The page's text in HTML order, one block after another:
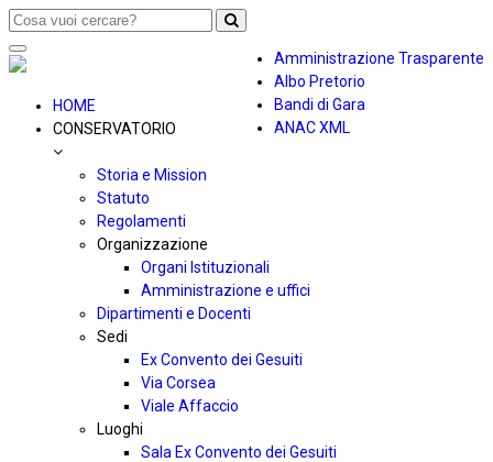
Amministrazione Trasparente
Albo Pretorio
Bandi di Gara
ANAC XML
Toggle
navigation
HOME
CONSERVATORIO
Storia e Mission
Statuto
Regolamenti
Organizzazione
Organi Istituzionali
Amministrazione e uffici
Dipartimenti e Docenti
Sedi
Ex Convento dei Gesuiti
Via Corsea
Viale Affaccio
Luoghi
Sala Ex Convento dei Gesuiti